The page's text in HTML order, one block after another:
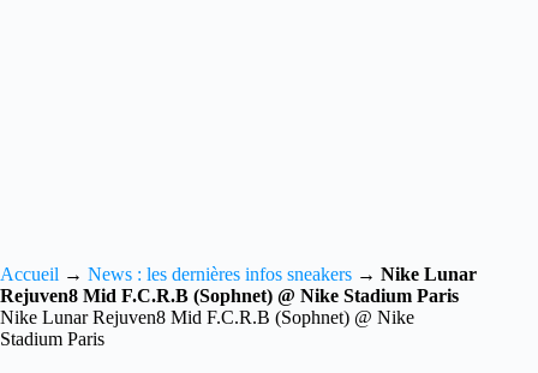
Accueil → News : les dernières infos sneakers → Nike Lunar
Rejuven8 Mid F.C.R.B (Sophnet) @ Nike Stadium Paris
Nike Lunar Rejuven8 Mid F.C.R.B (Sophnet) @ Nike
Stadium Paris